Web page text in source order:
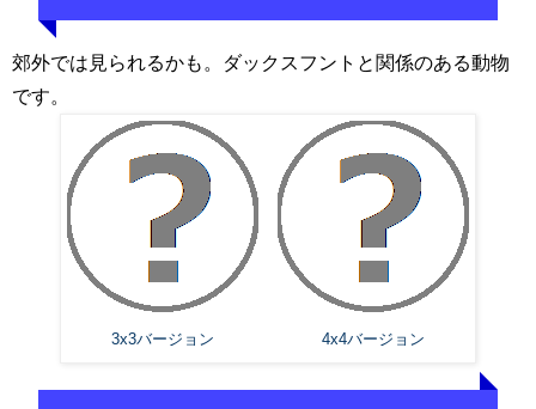
郊外では見られるかも。ダックスフントと関係のある動物
です。
3x3バージョン 4x4バージョン